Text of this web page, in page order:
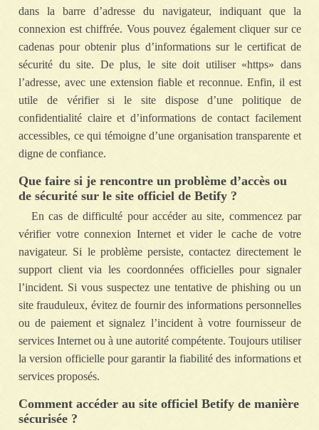
dans la barre d’adresse du navigateur, indiquant que la
connexion est chiffrée. Vous pouvez également cliquer sur ce
cadenas pour obtenir plus d’informations sur le certificat de
sécurité du site. De plus, le site doit utiliser «https» dans
l’adresse, avec une extension fiable et reconnue. Enfin, il est
utile de vérifier si le site dispose d’une politique de
confidentialité claire et d’informations de contact facilement
accessibles, ce qui témoigne d’une organisation transparente et
digne de confiance.
Que faire si je rencontre un problème d’accès ou
de sécurité sur le site officiel de Betify ?
En cas de difficulté pour accéder au site, commencez par
vérifier votre connexion Internet et vider le cache de votre
navigateur. Si le problème persiste, contactez directement le
support client via les coordonnées officielles pour signaler
l’incident. Si vous suspectez une tentative de phishing ou un
site frauduleux, évitez de fournir des informations personnelles
ou de paiement et signalez l’incident à votre fournisseur de
services Internet ou à une autorité compétente. Toujours utiliser
la version officielle pour garantir la fiabilité des informations et
services proposés.
Comment accéder au site officiel Betify de manière
sécurisée ?